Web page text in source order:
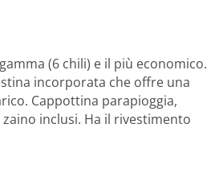
(6 chili) e il più economico.
incorporata che offre una
Cappottina parapioggia,
inclusi. Ha il rivestimento